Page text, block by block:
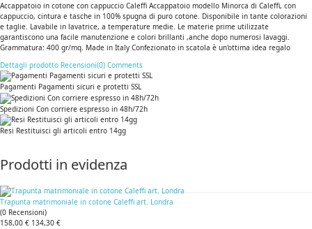
Accappatoio in cotone con cappuccio Caleffi Accappatoio modello Minorca di Caleffi, con
cappuccio, cintura e tasche in 100% spugna di puro cotone. Disponibile in tante colorazioni
e taglie. Lavabile in lavatrice, a temperature medie. Le materie prime utilizzate
garantiscono una facile manutenzione e colori brillanti ,anche dopo numerosi lavaggi.
Grammatura: 400 gr/mq. Made in Italy Confezionato in scatola è un'ottima idea regalo
Dettagli prodotto Recensioni(0) Comments
Pagamenti Pagamenti sicuri e protetti SSL
Spedizioni Con corriere espresso in 48h/72h
Resi Restituisci gli articoli entro 14gg
Prodotti in evidenza
Trapunta matrimoniale in cotone Caleffi art. Londra
(0 Recensioni)
158,00 € 134,30 €